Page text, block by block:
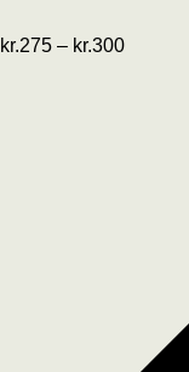
kr.275 – kr.300